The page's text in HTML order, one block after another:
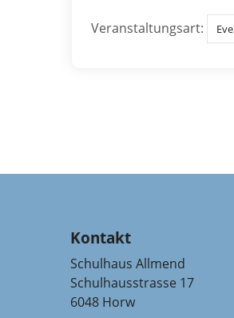
Veranstaltungsart:
Kontakt
Schulhaus Allmend
Schulhausstrasse 17
6048 Horw